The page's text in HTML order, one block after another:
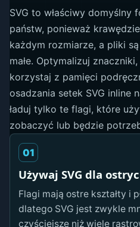
SVG to właściwy domyślny
państw, ponieważ
każdym rozmiarze, a pliki
małe. Optymalizuj
korzystaj z pamięci
osadzania setek SVG inline
ładuj tylko te flagi, które
zobaczyć lub będzie
01
Używaj SVG dla
Flagi mają ostre kształty i
dlatego SVG jest zwykle
czyściejsze niż wiele